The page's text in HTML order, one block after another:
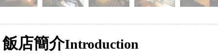
飯店簡介Introduction